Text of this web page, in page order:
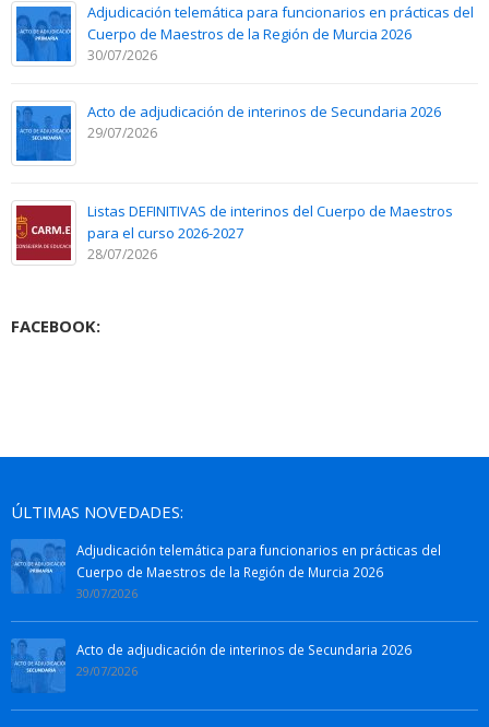
Adjudicación telemática para funcionarios en prácticas del
Cuerpo de Maestros de la Región de Murcia 2026
30/07/2026
Acto de adjudicación de interinos de Secundaria 2026
29/07/2026
Listas DEFINITIVAS de interinos del Cuerpo de Maestros
para el curso 2026-2027
28/07/2026
FACEBOOK:
ÚLTIMAS NOVEDADES:
Adjudicación telemática para funcionarios en prácticas del
Cuerpo de Maestros de la Región de Murcia 2026
30/07/2026
Acto de adjudicación de interinos de Secundaria 2026
29/07/2026